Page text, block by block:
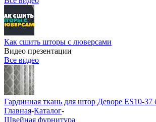
Как сшить шторы с люверсами
Видео презентации
Все видео
Гардинная ткань для штор Деворе ES10-37
Главная-Каталог-
Швейная фурнитура